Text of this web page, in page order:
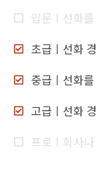
입문 ㅣ선화
초급 ㅣ선화
중급 ㅣ선화
고급 ㅣ선화
프로 ㅣ회사